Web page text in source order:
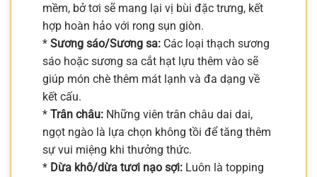
mềm, bở tơi sẽ mang lại vị bùi đặc trưng, kết
hợp hoàn hảo với rong sụn giòn.
* Sương sáo/Sương sa: Các loại thạch sương
sáo hoặc sương sa cắt hạt lựu thêm vào sẽ
giúp món chè thêm mát lạnh và đa dạng về
kết cấu.
* Trân châu: Những viên trân châu dai dai,
ngọt ngào là lựa chọn không tồi để tăng thêm
sự vui miệng khi thưởng thức.
* Dừa khô/dừa tươi nạo sợi: Luôn là topping